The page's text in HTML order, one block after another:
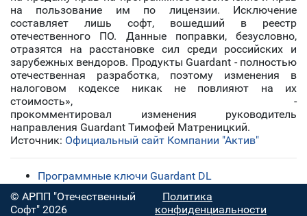
на пользование им по лицензии. Исключение
составляет лишь софт, вошедший в реестр
отечественного ПО. Данные поправки, безусловно,
отразятся на расстановке сил среди российских и
зарубежных вендоров. Продукты Guardant - полностью
отечественная разработка, поэтому изменения в
налоговом кодексе никак не повлияют на их
стоимость», -
прокомментировал изменения руководитель
направления Guardant Тимофей Матреницкий.
Источник: Официальный сайт Компании "Актив"
Программные ключи Guardant DL
© АРПП "Отечественный
Софт" 2026
Политика
конфиденциальности